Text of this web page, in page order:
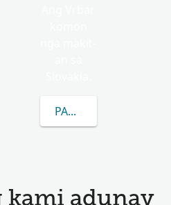
PAGKAT-ON OG
adunay